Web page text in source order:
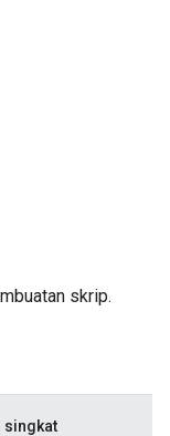
skrip.
singkat